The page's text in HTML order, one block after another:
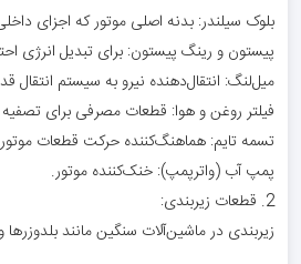
بلوک سیلندر: بدنه اصلی موتور که اجزای
پیستون و رینگ پیستون: برای تبدیل انرژی
میل‌لنگ: انتقال‌دهنده نیرو به سیستم انتقال
فیلتر روغن و هوا: قطعات مصرفی برای
تسمه تایم: هماهنگ‌کننده حرکت قطعات
پمپ آب (واترپمپ): خنک‌کننده موتور.
2. قطعات زیربندی:
زیربندی در ماشین‌آلات سنگین مانند